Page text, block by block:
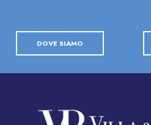
DOVE SIAMO